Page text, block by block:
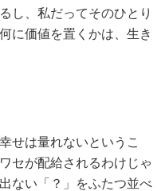
し、私だってそのひとり
に価値を置くかは、生き
せは量れないというこ
セが配給されるわけじゃ
ない「？」をふたつ並べ